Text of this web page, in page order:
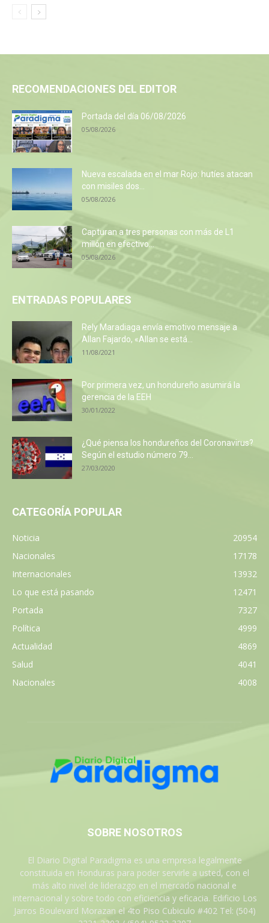
RECOMENDACIONES DEL EDITOR
Portada del día 06/08/2026
05/08/2026
Nueva escalada en el mar Rojo: hutíes atacan
con misiles dos...
05/08/2026
Capturan a tres personas con más de L1
millón en efectivo...
05/08/2026
ENTRADAS POPULARES
Rely Maradiaga envía emotivo mensaje a
Allan Fajardo, «Allan se está...
11/08/2021
Por primera vez, un hondureño asumirá la
gerencia de la EEH
30/01/2022
¿Qué piensa los hondureños del Coronavirus?
Según el estudio número 79...
27/03/2020
CATEGORÍA POPULAR
Noticia
20954
Nacionales
17178
Internacionales
13932
Lo que está pasando
12471
Portada
7327
Política
4999
Actualidad
4869
Salud
4041
Nacionales
4008
SOBRE NOSOTROS
El Diario Digital Paradigma es una empresa legalmente
constituida en Honduras para poder servirle a usted, con el
más alto nivel de liderazgo en el mercado nacional e
internacional y sobre todo con eficiencia y eficacia. Edificio Los
Jarros Boulevard Morazan el 4to Piso Cubiculo #402 Tel: (504)